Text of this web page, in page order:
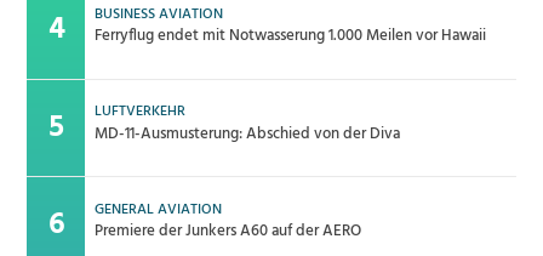
BUSINESS AVIATION
Ferryflug endet mit Notwasserung 1.000 Meilen vor Hawaii
LUFTVERKEHR
MD-11-Ausmusterung: Abschied von der Diva
GENERAL AVIATION
Premiere der Junkers A60 auf der AERO